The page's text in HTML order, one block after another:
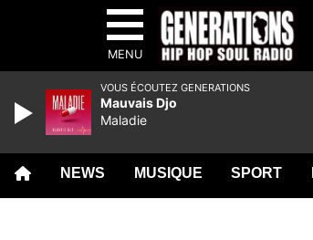
MENU
NEWS MUSIQUE SPORT
VOUS ÉCOUTEZ GENERATIONS
Mauvais Djo
Maladie